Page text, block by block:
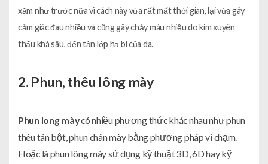
xăm như trước nữa vì cách này vừa rất mất thời gian, lại vừa gây
cảm giác đau nhiều và cũng gây chảy máu nhiều do kim xuyên
thấu khá sâu, đến tận lớp hạ bì của da.
2. Phun, thêu lông mày
Phun long màycó nhiều phương thức khác nhau như phun
thêu tán bột, phun chân mày bằng phương pháp vi chạm.
Hoặc là phun lông mày sử dụng kỹ thuật 3D, 6D hay kỹ